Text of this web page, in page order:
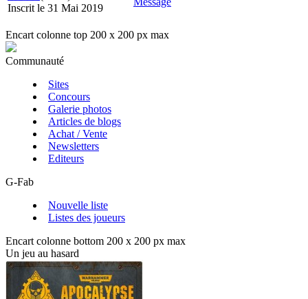
Inscrit le 31 Mai 2019
Encart colonne top 200 x 200 px max
Communauté
Sites
Concours
Galerie photos
Articles de blogs
Achat / Vente
Newsletters
Editeurs
G-Fab
Nouvelle liste
Listes des joueurs
Encart colonne bottom 200 x 200 px max
Un jeu au hasard